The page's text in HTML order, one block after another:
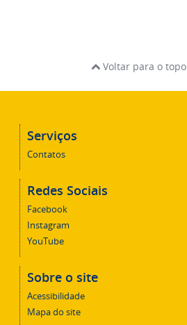
Voltar para o topo
Serviços
Contatos
Redes Sociais
Facebook
Instagram
YouTube
Sobre o site
Acessibilidade
Mapa do site